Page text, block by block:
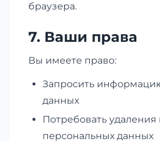
браузера.
7. Ваши права
Вы имеете право:
Запросить
данных
Потребовать
персональных данных